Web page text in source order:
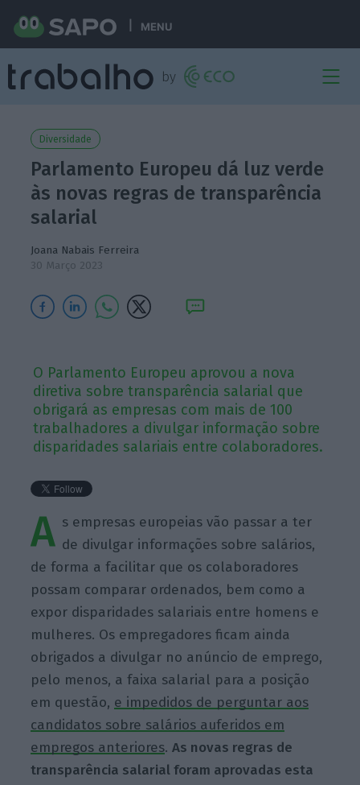
MENU
Diversidade
Parlamento Europeu dá luz verde
às novas regras de transparência
salarial
Joana Nabais Ferreira
30 Março 2023
O Parlamento Europeu aprovou a nova
diretiva sobre transparência salarial que
obrigará as empresas com mais de 100
trabalhadores a divulgar informação sobre
disparidades salariais entre colaboradores.
A s empresas europeias vão passar a ter
de divulgar informações sobre salários,
de forma a facilitar que os colaboradores
possam comparar ordenados, bem como a
expor disparidades salariais entre homens e
mulheres. Os empregadores ficam ainda
obrigados a divulgar no anúncio de emprego,
pelo menos, a faixa salarial para a posição
em questão, e impedidos de perguntar aos
candidatos sobre salários auferidos em
empregos anteriores.As novas regras de
transparência salarial foram aprovadas esta